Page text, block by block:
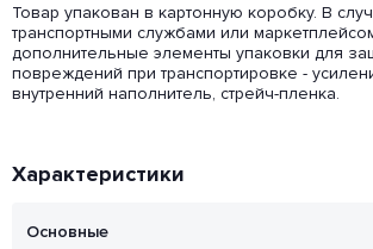
Товар упакован в картонную коробку. В
транспортными службами или
дополнительные элементы упаковки для
повреждений при транспортировке -
внутренний наполнитель, стрейч-пленка.
Характеристики
Основные